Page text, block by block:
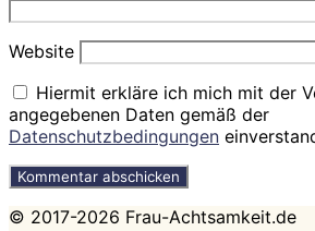
Website
Hiermit erkläre ich mich mit der
angegebenen Daten gemäß der
Datenschutzbedingungen
© 2017-2026 Frau-Achtsamkeit.de